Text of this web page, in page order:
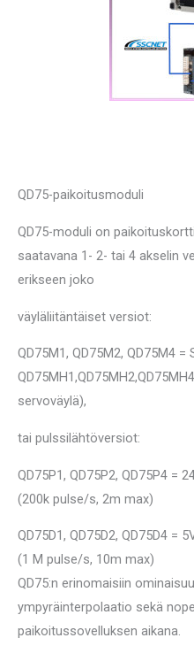
QD75-paikoitusmoduli
QD75-moduli on
saatavana 1- 2- tai 4 akselin
erikseen joko
väyläliitäntäiset versiot:
QD75M1, QD75M2, QD75M4
servoväylä),
tai pulssilähtöversiot:
QD75P1, QD75P2, QD75P4 =
(200k pulse/s, 2m max)
QD75D1, QD75D2, QD75D4 =
(1 M pulse/s, 10m max)
QD75:n erinomaisiin
ympyräinterpolaatio sekä
paikoitussovelluksen aikana.